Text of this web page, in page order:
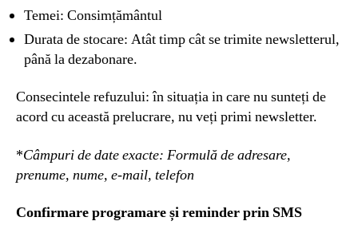
Temei: Consimțământul
Durata de stocare: Atât timp cât se trimite newsletterul,
până la dezabonare.
Consecintele refuzului: în situația in care nu sunteți de
acord cu această prelucrare, nu veți primi newsletter.
*Câmpuri de date exacte: Formulă de adresare,
prenume, nume, e-mail, telefon
Confirmare programare și reminder prin SMS